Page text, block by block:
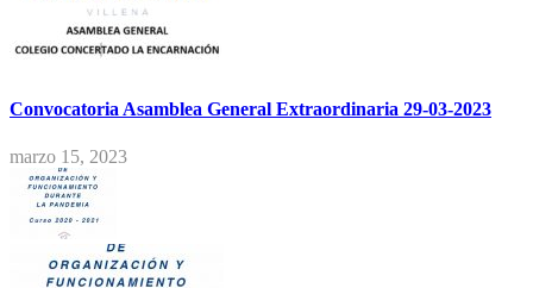
Convocatoria Asamblea General Extraordinaria 29-03-2023
marzo 15, 2023